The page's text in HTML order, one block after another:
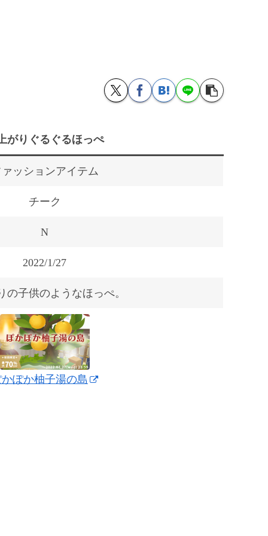
がりぐるぐるほっぺ
ッションアイテム
チーク
N
2022/1/27
の子供のようなほっぺ。
ぽか柚子湯の島